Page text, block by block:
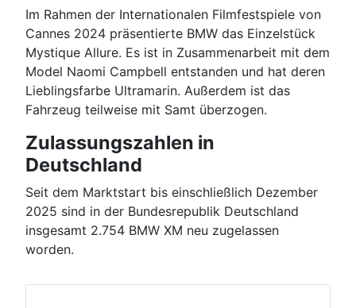
Im Rahmen der Internationalen Filmfestspiele von
Cannes 2024 präsentierte BMW das Einzelstück
Mystique Allure. Es ist in Zusammenarbeit mit dem
Model Naomi Campbell entstanden und hat deren
Lieblingsfarbe Ultramarin. Außerdem ist das
Fahrzeug teilweise mit Samt überzogen.
Zulassungszahlen in
Deutschland
Seit dem Marktstart bis einschließlich Dezember
2025 sind in der Bundesrepublik Deutschland
insgesamt 2.754 BMW XM neu zugelassen
worden.